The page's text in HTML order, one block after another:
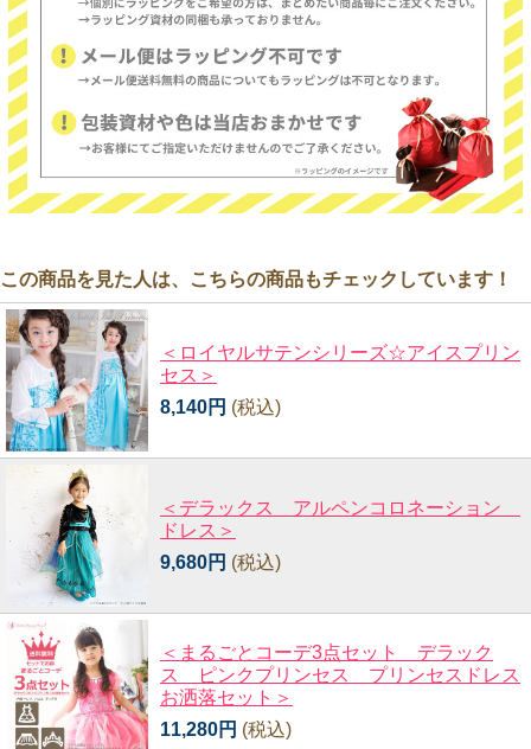
この商品を見た人は、こちらの商品もチェックしています！
＜ロイヤルサテンシリーズ☆アイスプリン
セス＞
8,140円 (税込)
＜デラックス アルペンコロネーション
ドレス＞
9,680円 (税込)
＜まるごとコーデ3点セット デラック
ス ピンクプリンセス プリンセスドレス
お洒落セット＞
11,280円 (税込)